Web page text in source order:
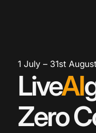
1 July – 31st
LiveAI
Zero